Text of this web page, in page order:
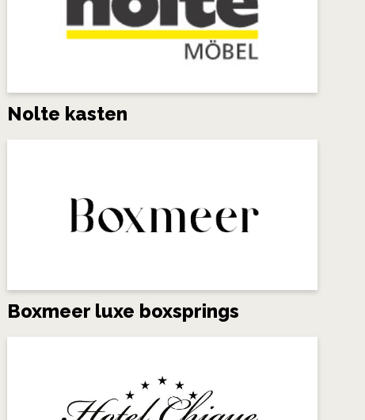
Nolte kasten
Boxmeer luxe boxsprings